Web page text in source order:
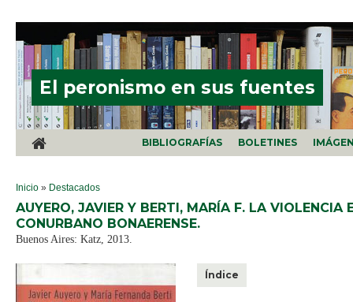
El peronismo en sus fuentes
BIBLIOGRAFÍAS BOLETINES
SE ENCUENTRA USTED AQUÍ
Inicio » Destacados
AUYERO, JAVIER Y BERTI, MARÍA F. LA
CONURBANO BONAERENSE.
Buenos Aires: Katz, 2013.
Índice